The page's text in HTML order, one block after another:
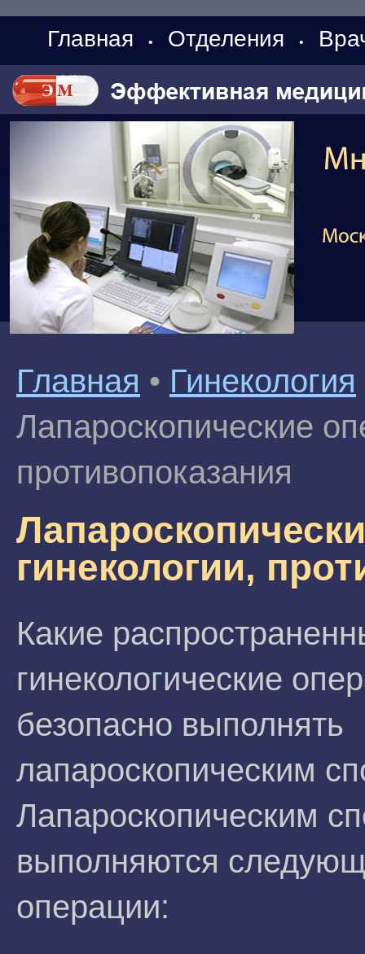
Главная • Отделения •
Главная • Гинекология
Лапароскопические
противопоказания
гинекологии,
Какие
гинекологические
безопасно выполнять
лапароскопическим
Лапароскопическим
выполняются
операции: